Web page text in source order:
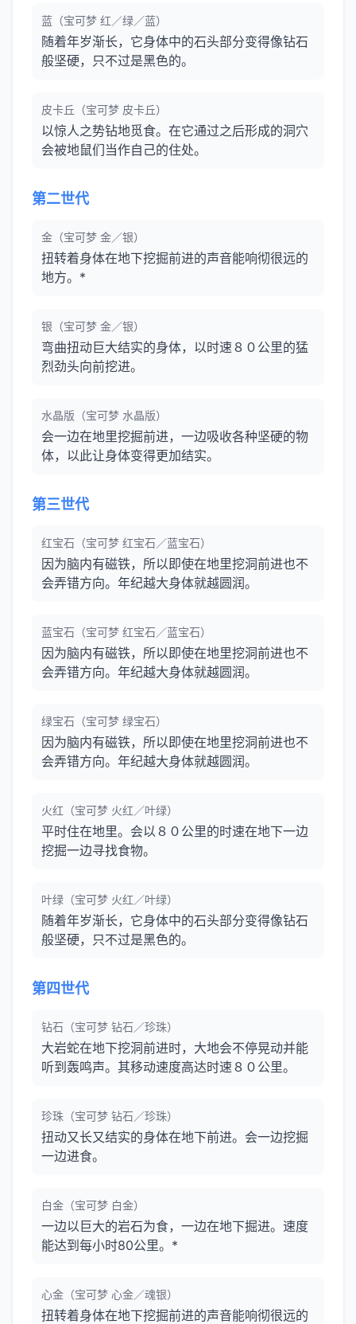
蓝（宝可梦 红／绿／蓝）
随着年岁渐长，它身体中的石头部分变得像钻石
般坚硬，只不过是黑色的。
皮卡丘（宝可梦 皮卡丘）
以惊人之势钻地觅食。在它通过之后形成的洞穴
会被地鼠们当作自己的住处。
第二世代
金（宝可梦 金／银）
扭转着身体在地下挖掘前进的声音能响彻很远的
地方。*
银（宝可梦 金／银）
弯曲扭动巨大结实的身体，以时速８０公里的猛
烈劲头向前挖进。
水晶版（宝可梦 水晶版）
会一边在地里挖掘前进，一边吸收各种坚硬的物
体，以此让身体变得更加结实。
第三世代
红宝石（宝可梦 红宝石／蓝宝石）
因为脑内有磁铁，所以即使在地里挖洞前进也不
会弄错方向。年纪越大身体就越圆润。
蓝宝石（宝可梦 红宝石／蓝宝石）
因为脑内有磁铁，所以即使在地里挖洞前进也不
会弄错方向。年纪越大身体就越圆润。
绿宝石（宝可梦 绿宝石）
因为脑内有磁铁，所以即使在地里挖洞前进也不
会弄错方向。年纪越大身体就越圆润。
火红（宝可梦 火红／叶绿）
平时住在地里。会以８０公里的时速在地下一边
挖掘一边寻找食物。
叶绿（宝可梦 火红／叶绿）
随着年岁渐长，它身体中的石头部分变得像钻石
般坚硬，只不过是黑色的。
第四世代
钻石（宝可梦 钻石／珍珠）
大岩蛇在地下挖洞前进时，大地会不停晃动并能
听到轰鸣声。其移动速度高达时速８０公里。
珍珠（宝可梦 钻石／珍珠）
扭动又长又结实的身体在地下前进。会一边挖掘
一边进食。
白金（宝可梦 白金）
一边以巨大的岩石为食，一边在地下掘进。速度
能达到每小时80公里。*
心金（宝可梦 心金／魂银）
扭转着身体在地下挖掘前进的声音能响彻很远的